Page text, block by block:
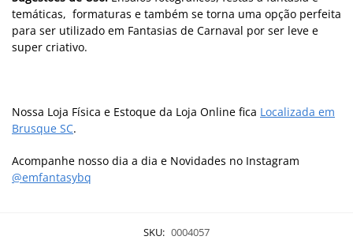
temáticas, formaturas e também se torna uma opção perfeita
para ser utilizado em Fantasias de Carnaval por ser leve e
super criativo.
Nossa Loja Física e Estoque da Loja Online fica Localizada em
Brusque SC.
Acompanhe nosso dia a dia e Novidades no Instagram
@emfantasybq
SKU: 0004057